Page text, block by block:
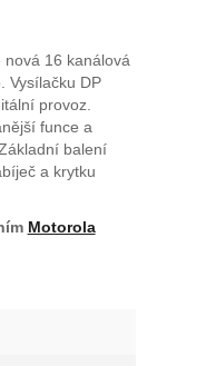
nová 16 kanálová
Vysílačku DP
provoz.
funce a
balení
a krytku
Motorola